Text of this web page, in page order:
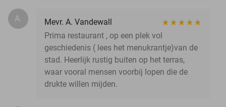
A.
Mevr. A. Vandewall
Prima restaurant , op een plek vol
geschiedenis ( lees het menukrantje)van de
stad. Heerlijk rustig buiten op het terras,
waar vooral mensen voorbij lopen die de
drukte willen mijden.